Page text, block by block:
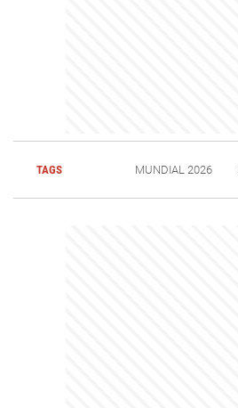
TAGS MUNDIAL 2026